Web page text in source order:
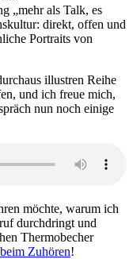
„mehr als Talk, es
direkt, offen und
Portraits von
illustren Reihe
und ich freue mich,
nun noch einige
möchte, warum ich
durchdringt und
Thermobecher
Zuhören!